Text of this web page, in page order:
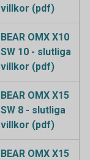
villkor (pdf)
BEAR OMX X10
SW 10 - slutliga
villkor (pdf)
BEAR OMX X15
SW 8 - slutliga
villkor (pdf)
BEAR OMX X15